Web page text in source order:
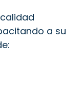
a su